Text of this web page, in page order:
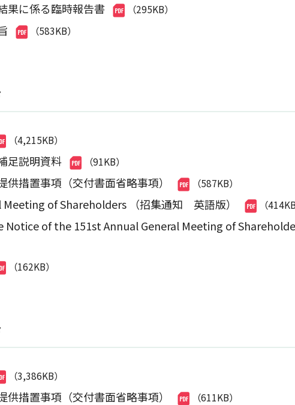
果に係る臨時報告書 （295KB）
（583KB）
（4,215KB）
足説明資料 （91KB）
措置事項（交付書面省略事項） （587KB）
of Shareholders （招集通知 英語版） （
of the 151st Annual General Meeting of
（162KB）
（3,386KB）
措置事項（交付書面省略事項） （611KB）